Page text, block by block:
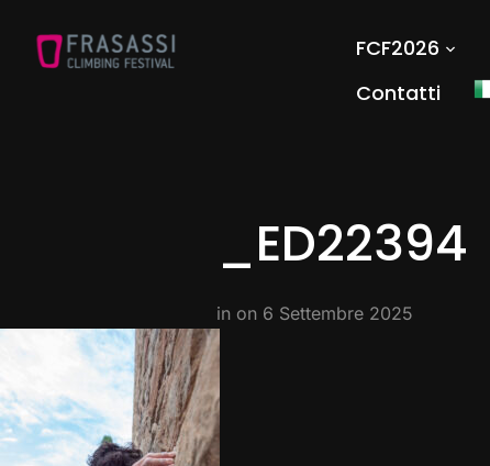
FCF2026
Contatti
_ED22394
in on 6 Settembre 2025